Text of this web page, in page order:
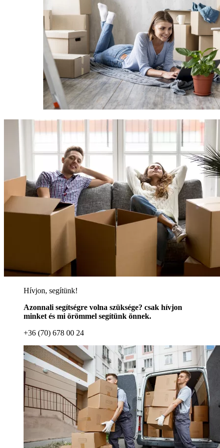
Hívjon, segítünk!
Azonnali segítségre volna szüksége? csak hívjon
minket és mi örömmel segítünk önnek.
+36 (70) 678 00 24